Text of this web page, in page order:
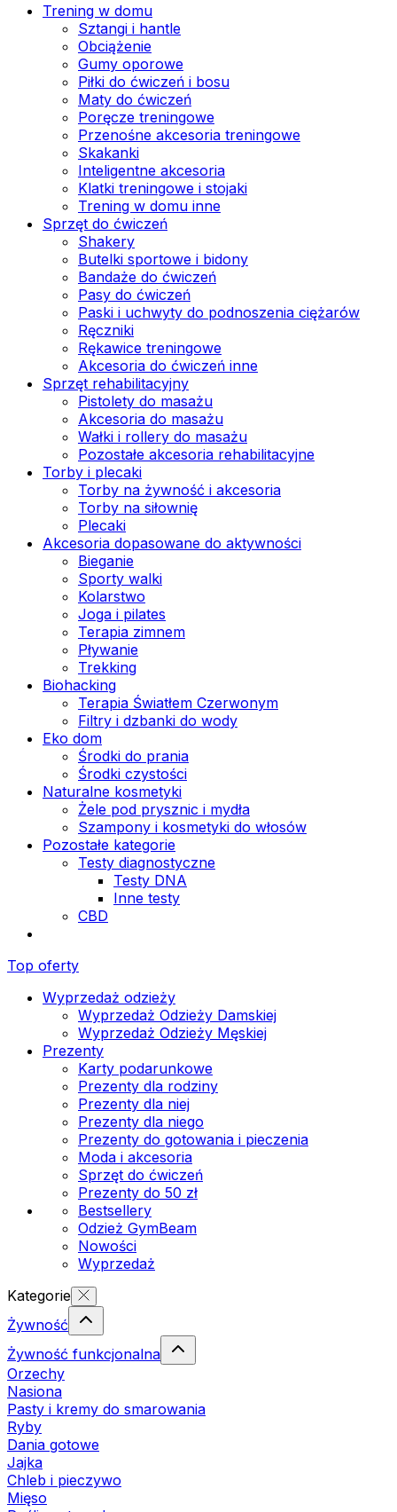
Trening w domu
Sztangi i hantle
Obciążenie
Gumy oporowe
Piłki do ćwiczeń i bosu
Maty do ćwiczeń
Poręcze treningowe
Przenośne akcesoria treningowe
Skakanki
Inteligentne akcesoria
Klatki treningowe i stojaki
Trening w domu inne
Sprzęt do ćwiczeń
Shakery
Butelki sportowe i bidony
Bandaże do ćwiczeń
Pasy do ćwiczeń
Paski i uchwyty do podnoszenia ciężarów
Ręczniki
Rękawice treningowe
Akcesoria do ćwiczeń inne
Sprzęt rehabilitacyjny
Pistolety do masażu
Akcesoria do masażu
Wałki i rollery do masażu
Pozostałe akcesoria rehabilitacyjne
Torby i plecaki
Torby na żywność i akcesoria
Torby na siłownię
Plecaki
Akcesoria dopasowane do aktywności
Bieganie
Sporty walki
Kolarstwo
Joga i pilates
Terapia zimnem
Pływanie
Trekking
Biohacking
Terapia Światłem Czerwonym
Filtry i dzbanki do wody
Eko dom
Środki do prania
Środki czystości
Naturalne kosmetyki
Żele pod prysznic i mydła
Szampony i kosmetyki do włosów
Pozostałe kategorie
Testy diagnostyczne
Testy DNA
Inne testy
CBD
Top oferty
Wyprzedaż odzieży
Wyprzedaż Odzieży Damskiej
Wyprzedaż Odzieży Męskiej
Prezenty
Karty podarunkowe
Prezenty dla rodziny
Prezenty dla niej
Prezenty dla niego
Prezenty do gotowania i pieczenia
Moda i akcesoria
Sprzęt do ćwiczeń
Prezenty do 50 zł
Bestsellery
Odzież GymBeam
Nowości
Wyprzedaż
Kategorie
Żywność
Żywność funkcjonalna
Orzechy
Nasiona
Pasty i kremy do smarowania
Ryby
Dania gotowe
Jajka
Chleb i pieczywo
Mięso